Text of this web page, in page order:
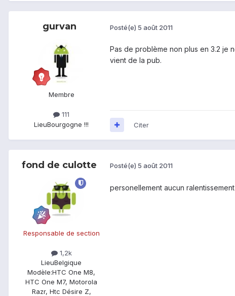
gurvan
Membre
111
LieuBourgogne !!!
Posté(e) 5 août 2011
Pas de problème non plus en 3.2 je
vient de la pub.
Citer
fond de culotte
Responsable de section
1,2k
LieuBelgique
Modèle:HTC One M8,
HTC One M7, Motorola
Razr, Htc Désire Z,
Posté(e) 5 août 2011
personellement aucun